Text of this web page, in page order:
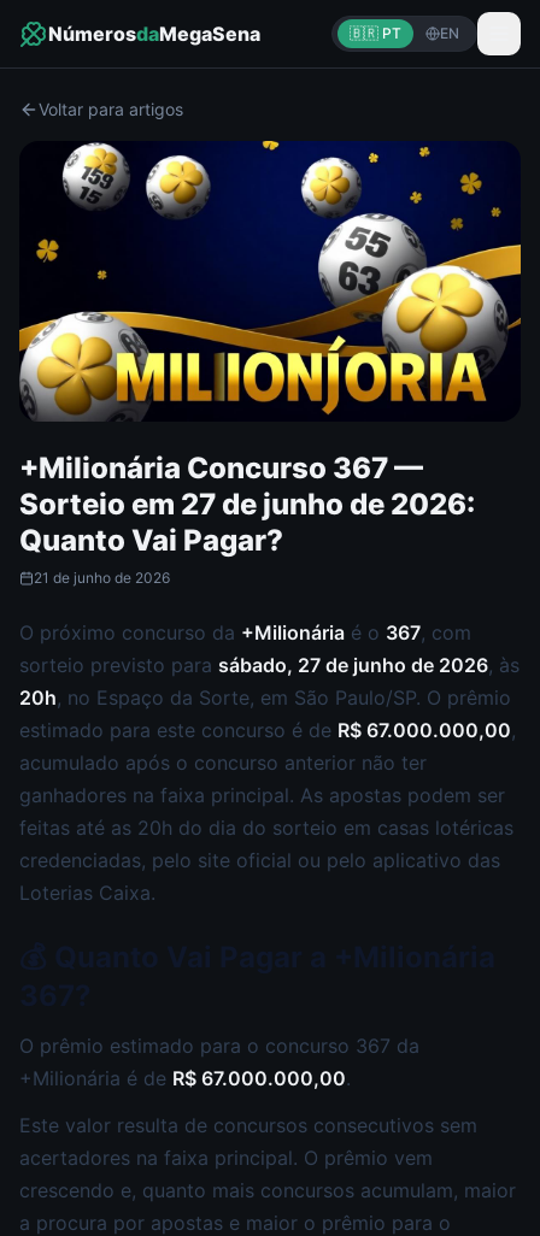
NúmerosdaMegaSena 🇧🇷 PT EN
Voltar para artigos
+Milionária Concurso 367 —
Sorteio em 27 de junho de 2026:
Quanto Vai Pagar?
21 de junho de 2026
O próximo concurso da +Milionária é o 367, com
sorteio previsto para sábado, 27 de junho de 2026, às
20h, no Espaço da Sorte, em São Paulo/SP. O prêmio
estimado para este concurso é de R$ 67.000.000,00,
acumulado após o concurso anterior não ter
ganhadores na faixa principal. As apostas podem ser
feitas até as 20h do dia do sorteio em casas lotéricas
credenciadas, pelo site oficial ou pelo aplicativo das
Loterias Caixa.
O prêmio estimado para o concurso 367 da
+Milionária é de R$ 67.000.000,00.
Este valor resulta de concursos consecutivos sem
acertadores na faixa principal. O prêmio vem
crescendo e, quanto mais concursos acumulam, maior
a procura por apostas e maior o prêmio para o